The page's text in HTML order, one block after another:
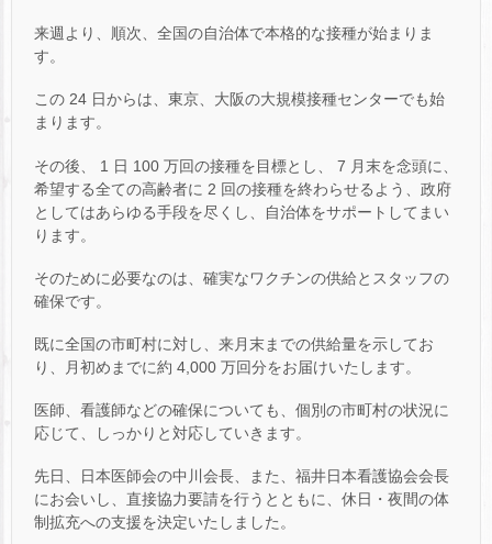
来週より、順次、全国の自治体で本格的な接種が始まりま
す。
この 24 日からは、東京、大阪の大規模接種センターでも始
まります。
その後、 1 日 100 万回の接種を目標とし、 7 月末を念頭に、
希望する全ての高齢者に 2 回の接種を終わらせるよう、政府
としてはあらゆる手段を尽くし、自治体をサポートしてまい
ります。
そのために必要なのは、確実なワクチンの供給とスタッフの
確保です。
既に全国の市町村に対し、来月末までの供給量を示してお
り、月初めまでに約 4,000 万回分をお届けいたします。
医師、看護師などの確保についても、個別の市町村の状況に
応じて、しっかりと対応していきます。
先日、日本医師会の中川会長、また、福井日本看護協会会長
にお会いし、直接協力要請を行うとともに、休日・夜間の体
制拡充への支援を決定いたしました。